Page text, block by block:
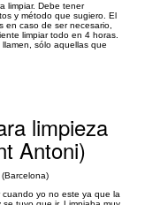
limpiar. Debe tener
y método que sugiero. El
en caso de ser necesario,
limpiar todo en 4 horas.
sólo aquellas que
limpieza
Antoni)
yo no este ya que la